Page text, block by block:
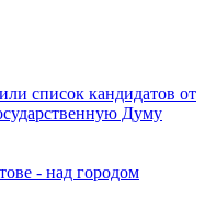
список кандидатов от
Думу
- над городом